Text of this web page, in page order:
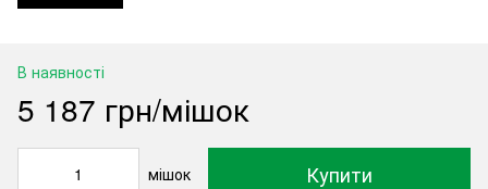
В наявності
5 187 грн/мішок
мішок Купити